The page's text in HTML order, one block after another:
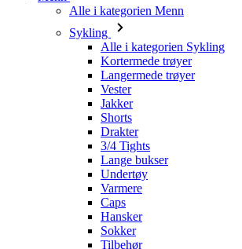
Langermede trøyer
Vester
Jakker
Shorts
Drakter
3/4 Tights
Lange bukser
Undertøy
Varmere
Caps
Hansker
Sokker
Tilbehør
Leisurewear
Alle i kategorien Leisurewear
T-skjorter
Gensere